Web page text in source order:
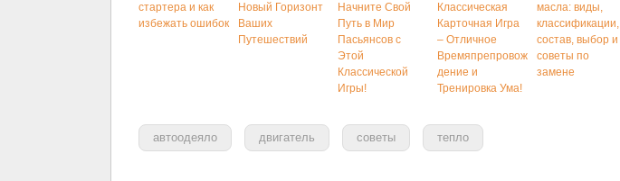
стартера и как
избежать ошибок
Новый Горизонт
Ваших
Путешествий
Начните Свой
Путь в Мир
Пасьянсов с
Этой
Классической
Игры!
Классическая
Карточная Игра
– Отличное
Времяпрепровож
дение и
Тренировка Ума!
масла: виды,
классификации,
состав, выбор и
советы по
замене
автоодеяло двигатель советы тепло